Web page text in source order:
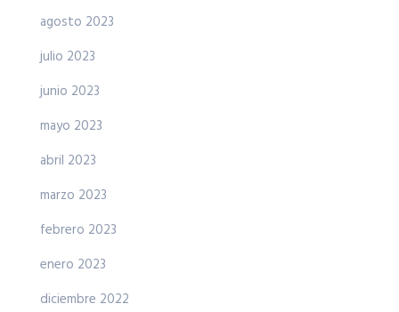
agosto 2023
julio 2023
junio 2023
mayo 2023
abril 2023
marzo 2023
febrero 2023
enero 2023
diciembre 2022